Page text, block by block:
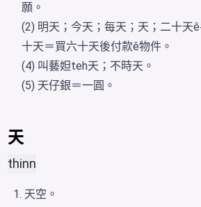
願。
(2) 明天；今天；每天；天；二十天
十天＝買六十天後付款ê物件。
(4) 叫藝妲teh天；不時天。
(5) 天仔銀＝一圓。
天
thinn
天空。